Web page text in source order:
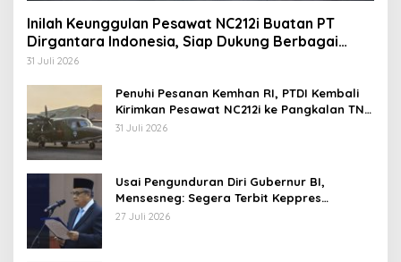
Inilah Keunggulan Pesawat NC212i Buatan PT
Dirgantara Indonesia, Siap Dukung Berbagai
Operasi TNI
31 Juli 2026
Penuhi Pesanan Kemhan RI, PTDI Kembali
Kirimkan Pesawat NC212i ke Pangkalan TNI
AU
31 Juli 2026
Usai Pengunduran Diri Gubernur BI,
Mensesneg: Segera Terbit Keppres
Pemberhentian dengan Hormat
27 Juli 2026